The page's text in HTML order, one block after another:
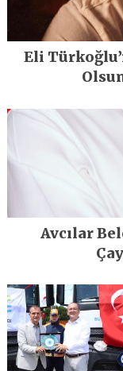
Eli
Avcılar